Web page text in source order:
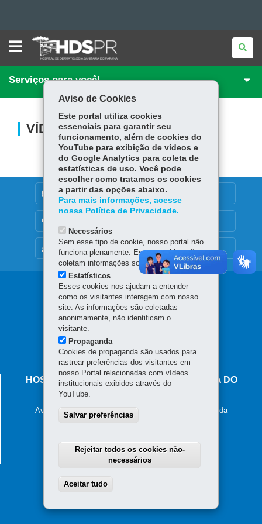
Ir
o
para
navegação
Ir
do
HOSPITAL
DE
DERMATOLOGIA
SANITÁRIA
PARANÁ
Serviços para você!
VÍDEOS
MAPA DO SITE
DENUNCIE CORRUPÇÃO
Navegação
principal
HOSPITAL DE DERMATOLOGIA SANITÁRIA DO
Avenida Frei Rui Guido Depiné, 1115 - Jardim Esmeralda
83301-390-Piraquara
E-mail: contato.hdspr@funeas.pr.gov.br
CNPJ: 76.416.866/0041-37
Aviso de Cookies
Este portal utiliza cookies
essenciais para garantir seu
funcionamento, além de cookies do
YouTube para exibição de vídeos e
do Google Analytics para coleta de
estatísticas de uso. Você pode
escolher como tratamos os cookies
a partir das opções abaixo.
Para mais informações, acesse
nossa Política de Privacidade.
Necessários
Sem esse tipo de cookie, nosso portal não
funciona plenamente. Esses cookies não
coletam informações sobre o visitante.
Estatísticos
Esses cookies nos ajudam a entender
como os visitantes interagem com nosso
site. As informações são coletadas
anonimamente, não identificam o
visitante.
Propaganda
Cookies de propaganda são usados para
rastrear preferências dos visitantes em
nosso Portal relacionadas com vídeos
institucionais exibidos através do
YouTube.
Salvar preferências
Rejeitar todos os cookies não-
necessários
Aceitar tudo